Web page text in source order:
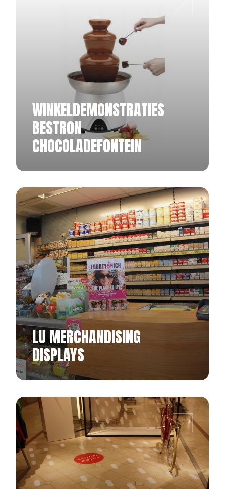
WINKELDEMONSTRATIES
BESTRON
CHOCOLADEFONTEIN
LU MERCHANDISING
DISPLAYS